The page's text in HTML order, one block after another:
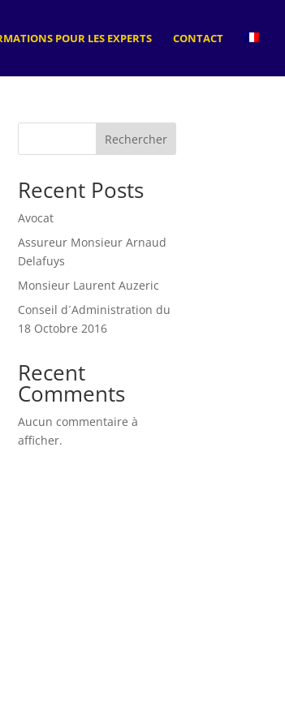
POUR LES EXPERTS CONTACT
Rechercher
Recent Posts
Avocat
Assureur Monsieur Arnaud
Delafuys
Monsieur Laurent Auzeric
Conseil d´Administration du
18 Octobre 2016
Recent
Comments
Aucun commentaire à
afficher.